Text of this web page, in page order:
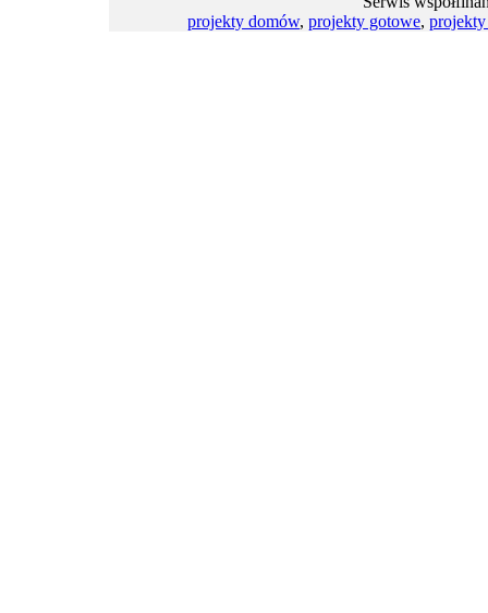
projekty domów, projekty gotowe,